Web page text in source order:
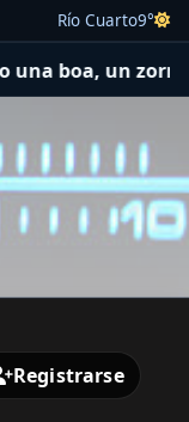
Río Cuarto9°
Horóscopo
Registrarse